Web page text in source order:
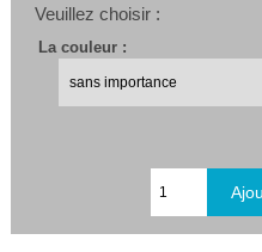
Veuillez choisir :
La couleur :